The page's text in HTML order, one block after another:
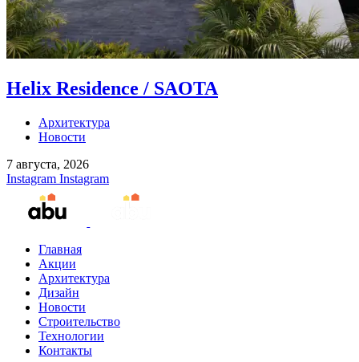
Helix Residence / SAOTA
Архитектура
Новости
7 августа, 2026
Instagram Instagram
Главная
Акции
Архитектура
Дизайн
Новости
Строительство
Технологии
Контакты